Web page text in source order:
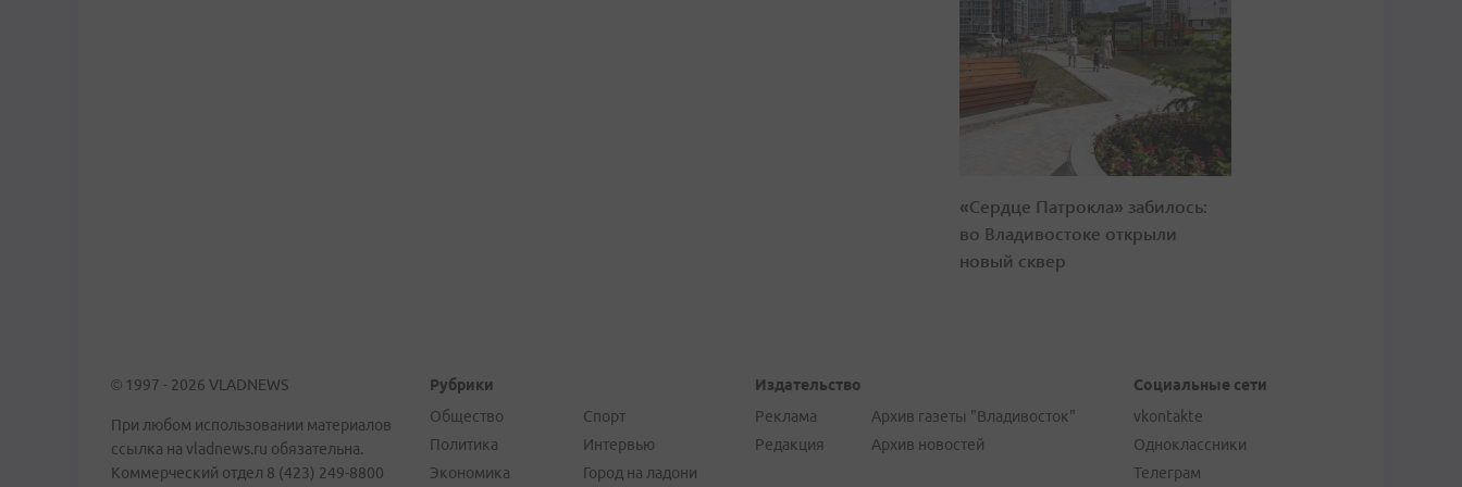
«Сердце Патрокла» забилось:
во Владивостоке открыли
новый сквер
© 1997 - 2026 VLADNEWS
При любом использовании материалов
ссылка на vladnews.ru обязательна.
Коммерческий отдел 8 (423) 249-8800
Рубрики
Общество
Политика
Экономика
Спорт
Интервью
Город на ладони
Издательство
Реклама
Редакция
Архив газеты "Владивосток"
Архив новостей
Социальные сети
vkontakte
Одноклассники
Телеграм